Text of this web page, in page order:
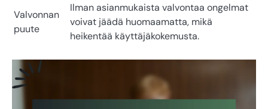
Valvonnan
puute
Ilman asianmukaista valvontaa ongelmat
voivat jäädä huomaamatta, mikä
heikentää käyttäjäkokemusta.